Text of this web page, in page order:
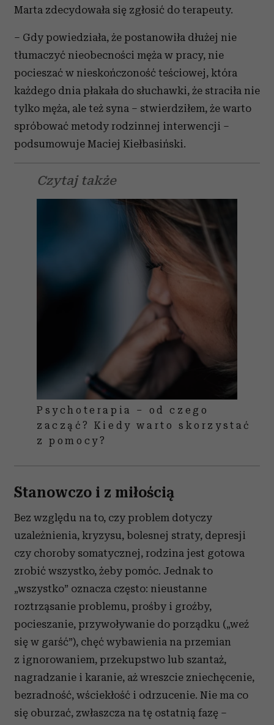
Marta zdecydowała się zgłosić do terapeuty.
– Gdy powiedziała, że postanowiła dłużej nie
tłumaczyć nieobecności męża w pracy, nie
pocieszać w nieskończoność teściowej, która
każdego dnia płakała do słuchawki, że straciła nie
tylko męża, ale też syna – stwierdziłem, że warto
spróbować metody rodzinnej interwencji –
podsumowuje Maciej Kiełbasiński.
Czytaj także
Psychoterapia – od czego
zacząć? Kiedy warto skorzystać
z pomocy?
Stanowczo i z miłością
Bez względu na to, czy problem dotyczy
uzależnienia, kryzysu, bolesnej straty, depresji
czy choroby somatycznej, rodzina jest gotowa
zrobić wszystko, żeby pomóc. Jednak to
„wszystko” oznacza często: nieustanne
roztrząsanie problemu, prośby i groźby,
pocieszanie, przywoływanie do porządku („weź
się w garść”), chęć wybawienia na przemian
z ignorowaniem, przekupstwo lub szantaż,
nagradzanie i karanie, aż wreszcie zniechęcenie,
bezradność, wściekłość i odrzucenie. Nie ma co
się oburzać, zwłaszcza na tę ostatnią fazę –